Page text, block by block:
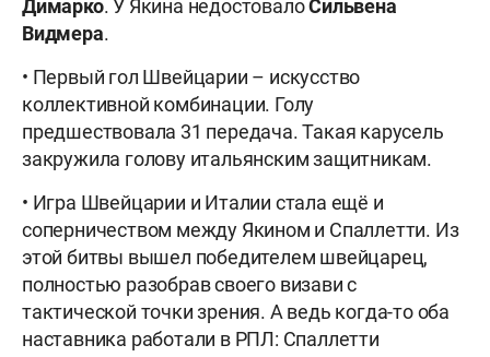
Димарко. У Якина недостовалоСильвена
Видмера.
• Первый гол Швейцарии – искусство
коллективной комбинации. Голу
предшествовала 31 передача. Такая карусель
закружила голову итальянским защитникам.
• Игра Швейцарии и Италии стала ещё и
соперничеством между Якином и Спаллетти. Из
этой битвы вышел победителем швейцарец,
полностью разобрав своего визави с
тактической точки зрения. А ведь когда-то оба
наставника работали в РПЛ: Спаллетти